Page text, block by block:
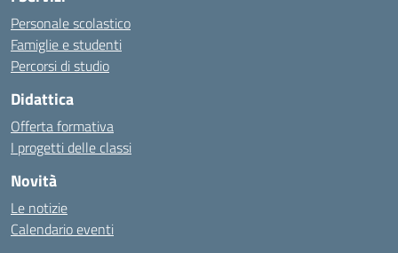
Personale scolastico
Famiglie e studenti
Percorsi di studio
Didattica
Offerta formativa
I progetti delle classi
Novità
Le notizie
Calendario eventi